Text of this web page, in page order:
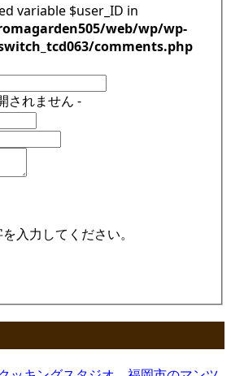
variable $user_ID in
web/wp/wp-
comments.php
されません -
入力してください。